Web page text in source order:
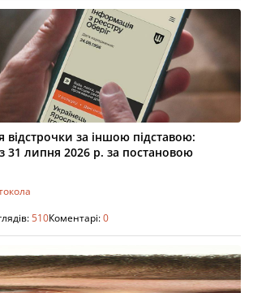
за іншою підставою:
31 липня 2026 р. за постановою
510Коментарі:0